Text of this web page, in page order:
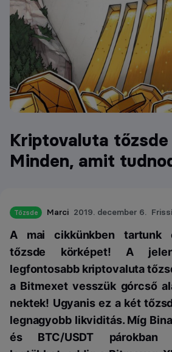
Kriptovaluta
Minden, amit
Tőzsde Marci 2019. december 6.
A mai cikkünkben tartunk
tőzsde körképet! A
legfontosabb kriptovaluta
a Bitmexet vesszük górcső
nektek! Ugyanis ez a két
legnagyobb likviditás. Míg
és BTC/USDT párokban